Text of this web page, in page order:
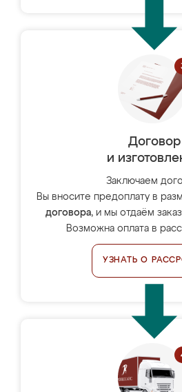
Договор
и
Заключаем
Вы вносите предоплату в
договора, и мы отдаём
Возможна оплата в
УЗНАТЬ О